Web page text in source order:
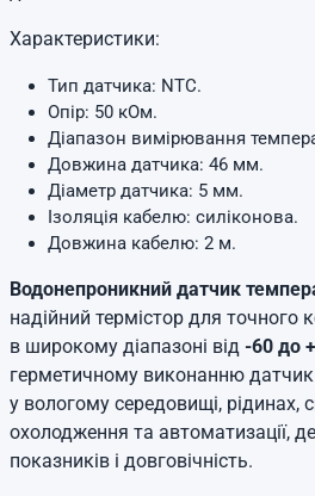
Характеристики:
Тип датчика: NTC.
Опір: 50 кОм.
Діапазон вимірювання
Довжина датчика: 46 мм.
Діаметр датчика: 5 мм.
Ізоляція кабелю: силіконова.
Довжина кабелю: 2 м.
Водонепроникний датчик
надійний термістор для точного
в широкому діапазоні від -60 до
герметичному виконанню
у вологому середовищі, рідинах,
охолодження та автоматизації,
показників і довговічність.